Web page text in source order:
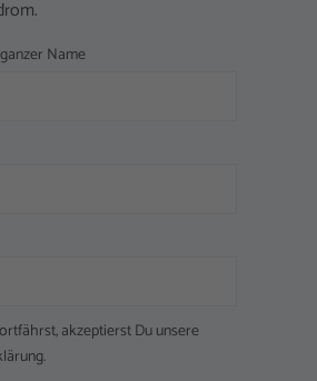
Name
akzeptierst Du unsere